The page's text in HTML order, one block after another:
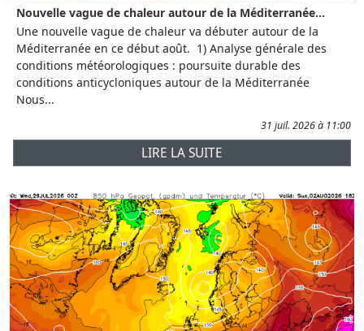
Nouvelle vague de chaleur autour de la Méditerranée...
Une nouvelle vague de chaleur va débuter autour de la
Méditerranée en ce début août. 1) Analyse générale des
conditions météorologiques : poursuite durable des
conditions anticycloniques autour de la Méditerranée
Nous...
31 juil. 2026 à 11:00
LIRE LA SUITE